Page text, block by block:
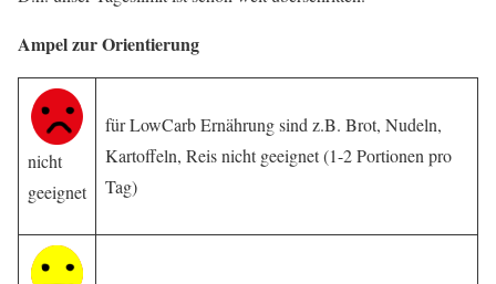
Ampel zur Orientierung
nicht
geeignet
für LowCarb Ernährung sind z.B. Brot, Nudeln,
Kartoffeln, Reis nicht geeignet (1-2 Portionen pro
Tag)